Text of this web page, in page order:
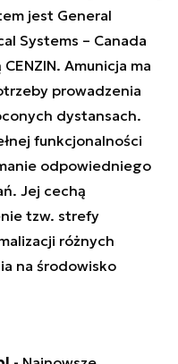
jest General
Systems – Canada
Amunicja ma
prowadzenia
dystansach.
funkcjonalności
odpowiedniego
Jej cechą
tzw. strefy
różnych
na środowisko